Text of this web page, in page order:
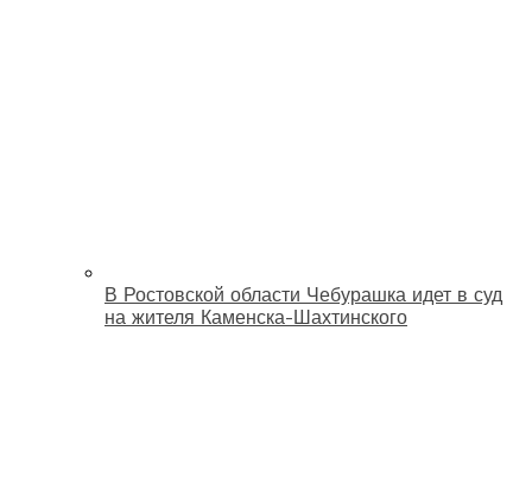
В Ростовской области Чебурашка идет в суд
на жителя Каменска-Шахтинского